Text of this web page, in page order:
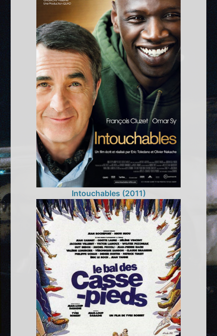
Intouchables (2011)